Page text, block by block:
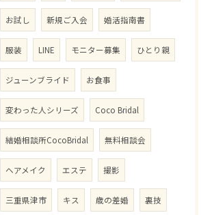
お試し 新規ご入会 婚活指南書
服装 LINE モニター募集 ひとり親
ジューンブライド お食事
変わった人シリーズ Coco Bridal
結婚相談所CocoBridal 無料相談会
ヘアメイク エステ 撮影
三重県津市 キス 歳の差婚 裏技